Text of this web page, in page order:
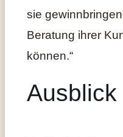
sie
Beratung ihrer
können.“
Ausblick